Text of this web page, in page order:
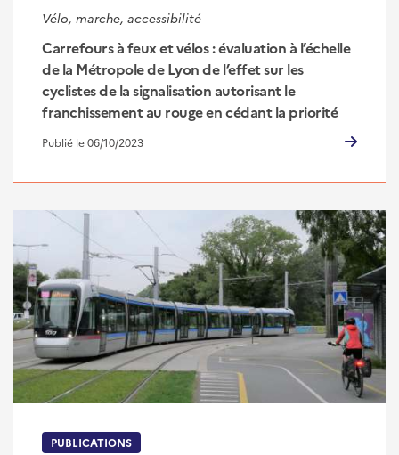
Vélo, marche, accessibilité
Carrefours à feux et vélos : évaluation à l’échelle
de la Métropole de Lyon de l’effet sur les
cyclistes de la signalisation autorisant le
franchissement au rouge en cédant la priorité
Publié le 06/10/2023
PUBLICATIONS